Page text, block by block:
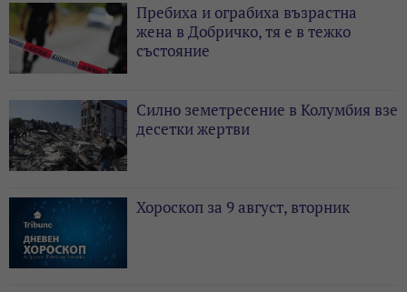
Пребиха и ограбиха възрастна
жена в Добричко, тя е в тежко
състояние
Силно земетресение в Колумбия взе
десетки жертви
Хороскоп за 9 август, вторник